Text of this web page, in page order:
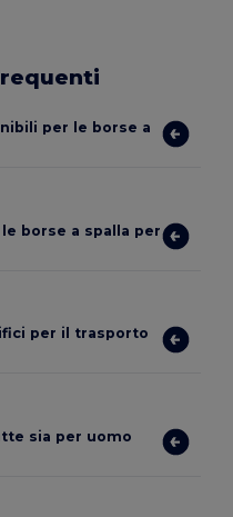
per le borse a
borse a spalla per
per il trasporto
sia per uomo